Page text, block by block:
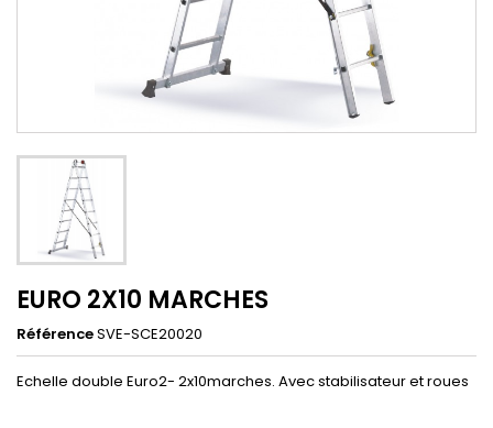
EURO 2X10 MARCHES
RéférenceSVE-SCE20020
Echelle double Euro2- 2x10marches. Avec stabilisateur et roues